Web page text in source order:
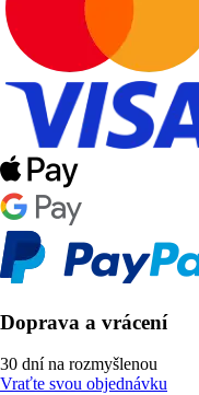
Doprava a vrácení
30 dní na rozmyšlenou
Vraťte svou objednávku